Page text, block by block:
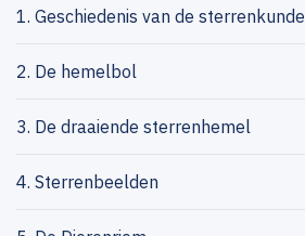
1. Geschiedenis van de sterrenkunde
2. De hemelbol
3. De draaiende sterrenhemel
4. Sterrenbeelden